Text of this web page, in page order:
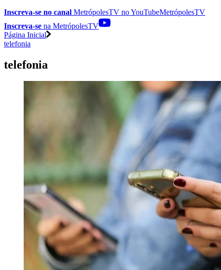
Inscreva-se no canal MetrópolesTV noYouTubeMetrópolesTV
Inscreva-se na MetrópolesTV
Página Inicial
telefonia
telefonia